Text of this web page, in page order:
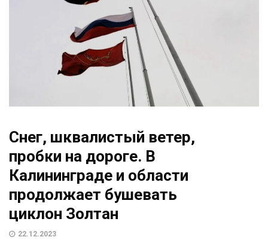
Снег, шквалистый ветер,
пробки на дороге. В
Калининграде и области
продолжает бушевать
циклон Золтан
22.12.2023